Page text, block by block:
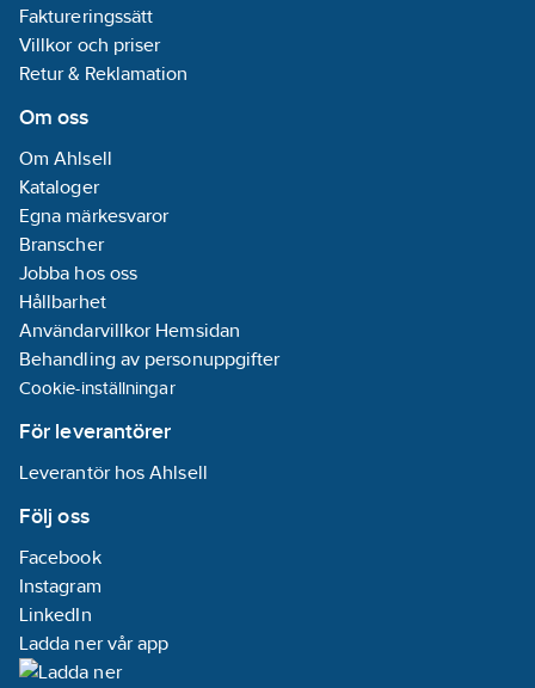
Faktureringssätt
Villkor och priser
Retur & Reklamation
Om oss
Om Ahlsell
Kataloger
Egna märkesvaror
Branscher
Jobba hos oss
Hållbarhet
Användarvillkor Hemsidan
Behandling av personuppgifter
Cookie-inställningar
För leverantörer
Leverantör hos Ahlsell
Följ oss
Facebook
Instagram
LinkedIn
Ladda ner vår app